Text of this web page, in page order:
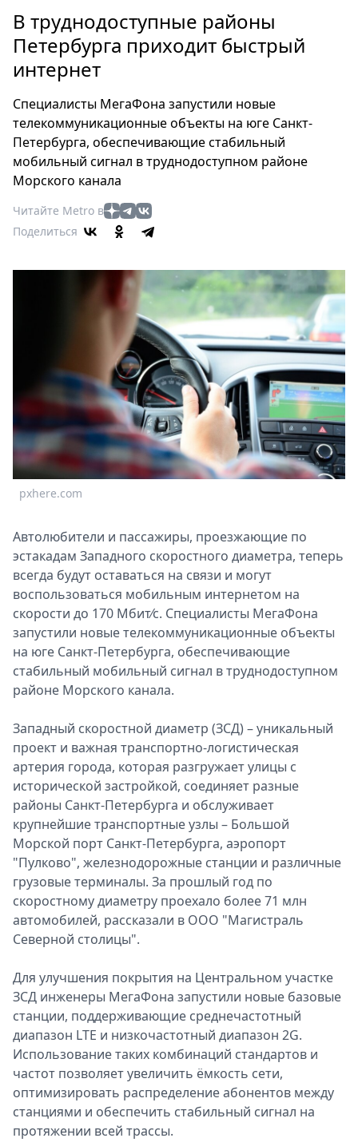
Россия
Мир
Здоровье
Туризм
Мода
Театр
Кино
Афиша
Книги
Пресс-
релизы
Metro
Стримы
Спецпроекты
Звезды
Выборы
2026
Скачай
Metro
В труднодоступные районы
Петербурга приходит быстрый
интернет
Специалисты МегаФона запустили новые
телекоммуникационные объекты на юге Санкт-
Петербурга, обеспечивающие стабильный
мобильный сигнал в труднодоступном районе
Морского канала
Читайте Metro в
Поделиться
pxhere.com
Автолюбители и пассажиры, проезжающие по
эстакадам Западного скоростного диаметра, теперь
всегда будут оставаться на связи и могут
воспользоваться мобильным интернетом на
скорости до 170 Мбит⁄с. Специалисты МегаФона
запустили новые телекоммуникационные объекты
на юге Санкт-Петербурга, обеспечивающие
стабильный мобильный сигнал в труднодоступном
районе Морского канала.
Западный скоростной диаметр (ЗСД) – уникальный
проект и важная транспортно-логистическая
артерия города, которая разгружает улицы с
исторической застройкой, соединяет разные
районы Санкт-Петербурга и обслуживает
крупнейшие транспортные узлы – Большой
Морской порт Санкт-Петербурга, аэропорт
"Пулково", железнодорожные станции и различные
грузовые терминалы. За прошлый год по
скоростному диаметру проехало более 71 млн
автомобилей, рассказали в ООО "Магистраль
Северной столицы".
Для улучшения покрытия на Центральном участке
ЗСД инженеры МегаФона запустили новые базовые
станции, поддерживающие среднечастотный
диапазон LTE и низкочастотный диапазон 2G.
Использование таких комбинаций стандартов и
частот позволяет увеличить ёмкость сети,
оптимизировать распределение абонентов между
станциями и обеспечить стабильный сигнал на
протяжении всей трассы.